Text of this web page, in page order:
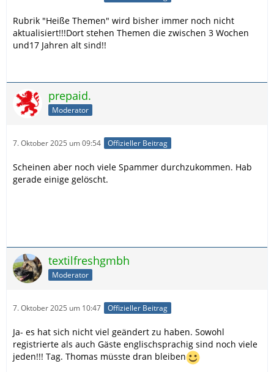
Rubrik "Heiße Themen" wird bisher immer noch nicht
aktualisiert!!!Dort stehen Themen die zwischen 3 Wochen
und17 Jahren alt sind!!
prepaid.
Moderator
7. Oktober 2025 um 09:54 Offizieller Beitrag
Scheinen aber noch viele Spammer durchzukommen. Hab
gerade einige gelöscht.
textilfreshgmbh
Moderator
7. Oktober 2025 um 10:47 Offizieller Beitrag
Ja- es hat sich nicht viel geändert zu haben. Sowohl
registrierte als auch Gäste englischsprachig sind noch viele
jeden!!! Tag. Thomas müsste dran bleiben